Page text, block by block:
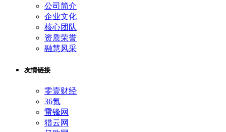
公司简介
企业文化
核心团队
资质荣誉
融慧风采
友情链接
零壹财经
36氪
雷锋网
猎云网